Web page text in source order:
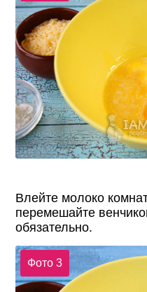
Влейте молоко
перемешайте
обязательно.
Фото 3